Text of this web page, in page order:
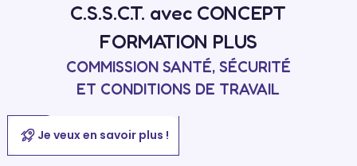
C.S.S.C.T. avec CONCEPT
FORMATION PLUS
COMMISSION SANTÉ, SÉCURITÉ
ET CONDITIONS DE TRAVAIL
Je veux en savoir plus !